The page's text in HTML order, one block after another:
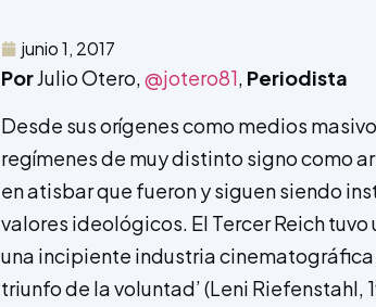
junio 1, 2017
PorJulio Otero,@jotero81, Periodista
Desde sus orígenes como medios
regímenes de muy distinto signo como
en atisbar que fueron y siguen siendo
valores ideológicos. El Tercer Reich
una incipiente industria cinematográfica
triunfo de la voluntad’ (Leni Riefenstahl,